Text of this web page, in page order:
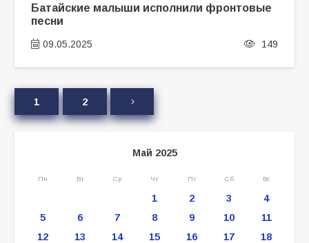
Батайские малыши исполнили фронтовые
песни
09.05.2025 149
1 2
Май 2025
Пн Вт Ср Чт Пт Сб Вс
1 2 3
4
5
6 7 8 9 10
11
12
13 14 15 16 17
18